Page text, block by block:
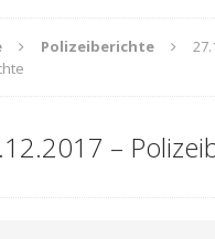
Polizeiberichte
–